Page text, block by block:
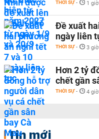
THỜI SỰ - 1
Đề xuất
ngày liên
THỜI SỰ - 3
Hơn 2 tỷ
chết gần
THỜI SỰ - 4
Tin mới